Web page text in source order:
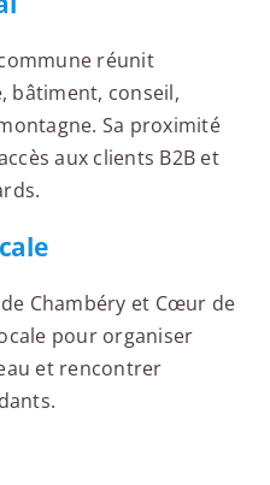
réunit
bâtiment, conseil,
Sa proximité
aux clients B2B et
Chambéry et Cœur de
pour organiser
et rencontrer